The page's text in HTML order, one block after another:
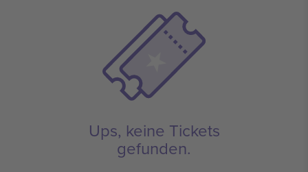
Ups, keine Tickets
gefunden.